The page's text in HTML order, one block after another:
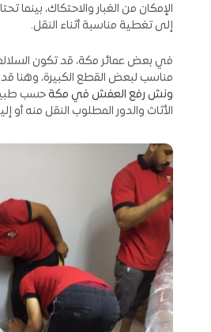
الإمكان من الغبار والاحتكاك، بينما
إلى تغطية مناسبة أثناء النقل.
في بعض عمائر مكة، قد تكون
مناسب لبعض القطع الكبيرة، وهنا
ونش رفع العفش في مكةحسب
الأثاث والدور المطلوب النقل منه أو